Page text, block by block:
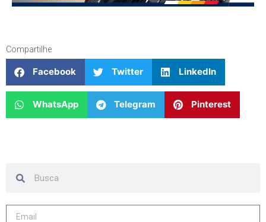
Compartilhe
Facebook Twitter LinkedIn
WhatsApp Telegram Pinterest